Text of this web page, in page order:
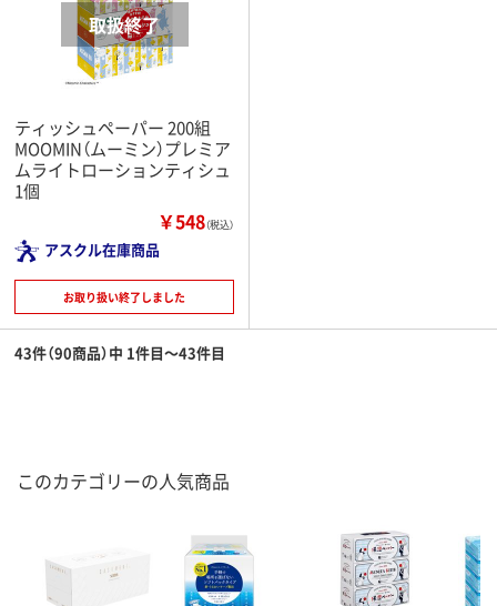
ティッシュペーパー 200組
MOOMIN（ムーミン）プレミア
ムライトローションティシュ
1個
￥548（税込）
アスクル在庫商品
お取り扱い終了しました
43件（90商品）中 1件目～43件目
このカテゴリーの人気商品